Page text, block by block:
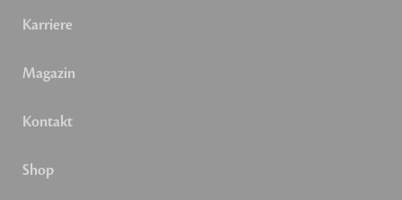
Karriere
Magazin
Kontakt
Shop